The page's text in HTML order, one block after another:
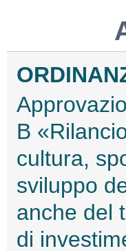
B
cultura,
sviluppo
anche del
di